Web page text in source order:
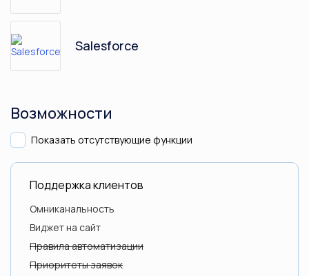
Salesforce
Zendesk
ELMA365
Возможности
Показать отсутствующие функции
Поддержка клиентов
Омниканальность
Виджет на сайт
Правила автоматизации
Приоритеты заявок